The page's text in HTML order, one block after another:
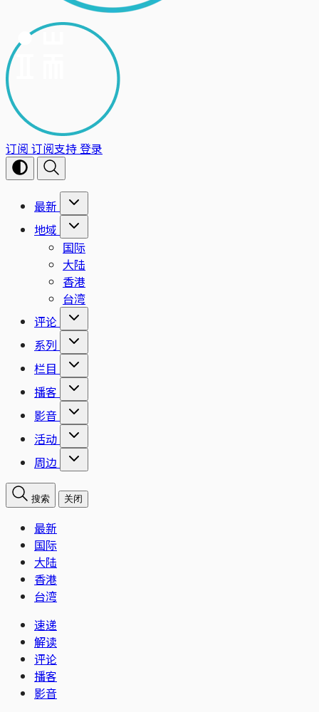
订阅 订阅支持登录
最新
地域
国际
大陆
香港
台湾
评论
系列
栏目
播客
影音
活动
周边
搜索 关闭
最新
国际
大陆
香港
台湾
速递
解读
评论
播客
影音